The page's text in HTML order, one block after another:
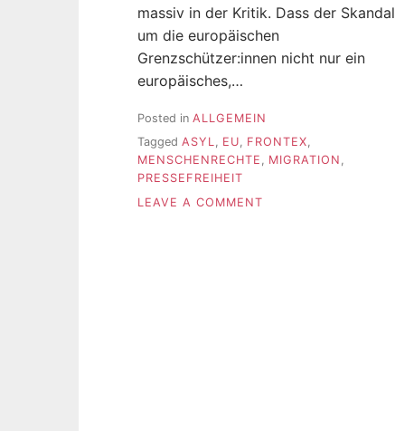
massiv in der Kritik. Dass der Skandal
um die europäischen
Grenzschützer:innen nicht nur ein
europäisches,…
Posted in ALLGEMEIN
Tagged ASYL, EU, FRONTEX,
MENSCHENRECHTE , MIGRATION ,
PRESSEFREIHEIT
LEAVE A COMMENT